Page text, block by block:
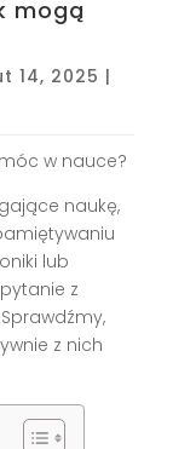
mogą
14, 2025 |
w nauce?
naukę,
lub
z
z nich